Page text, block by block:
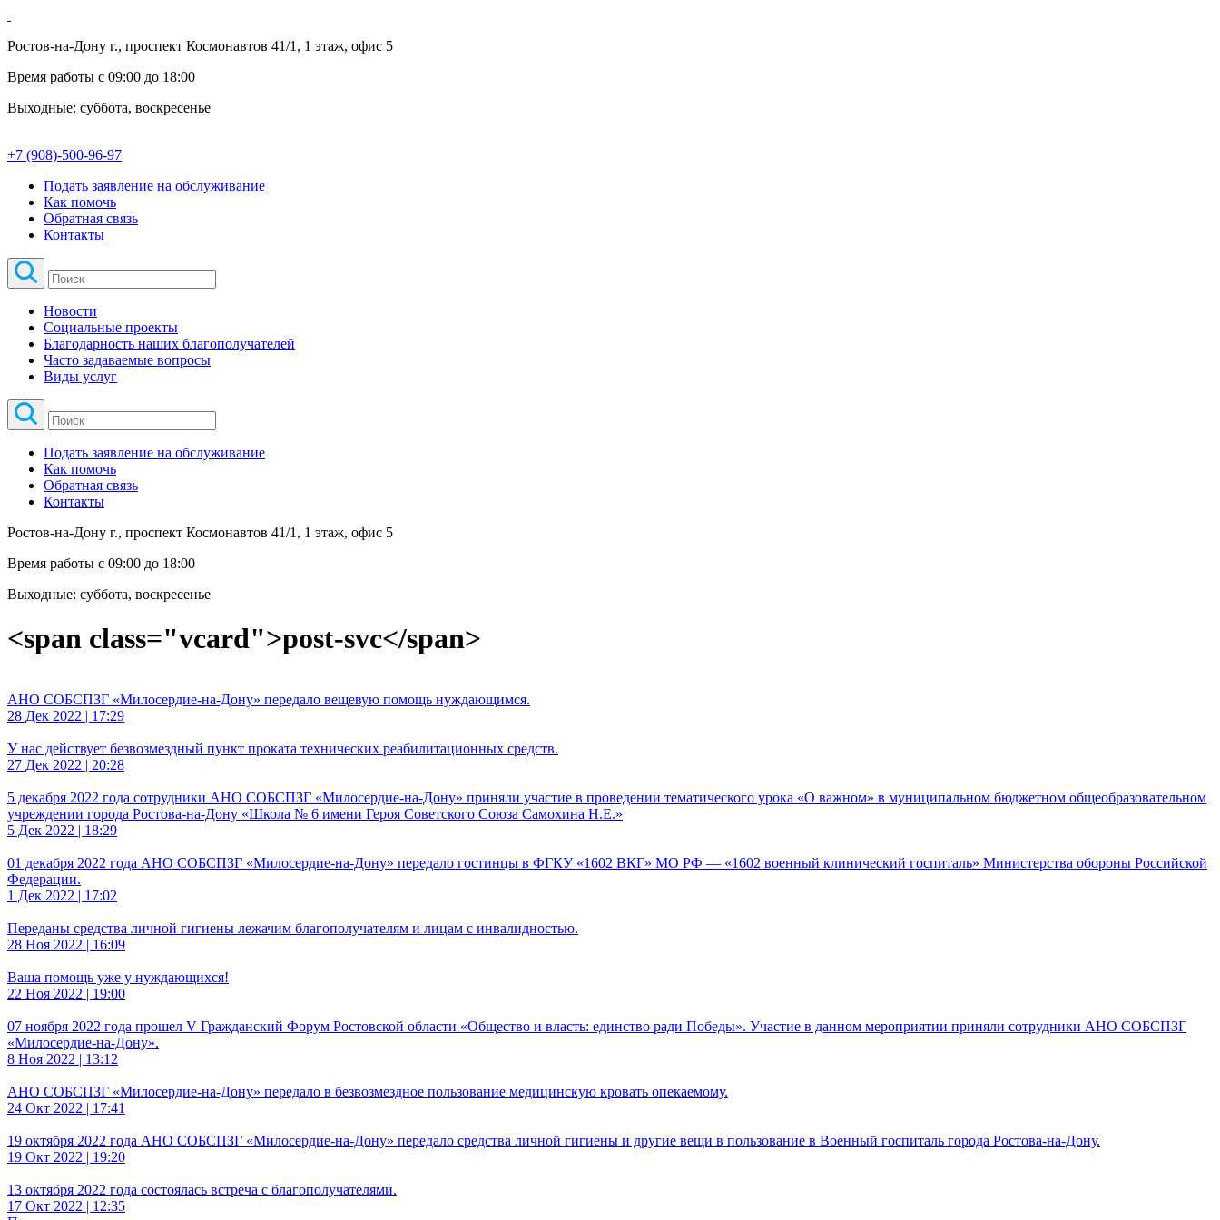
Ростов-на-Дону г., проспект Космонавтов 41/1, 1 этаж, офис 5
Время работы с 09:00 до 18:00
Выходные: суббота, воскресенье
+7 (908)-500-96-97
Подать заявление на обслуживание
Как помочь
Обратная связь
Контакты
Новости
Социальные проекты
Благодарность наших благополучателей
Часто задаваемые вопросы
Виды услуг
Подать заявление на обслуживание
Как помочь
Обратная связь
Контакты
Ростов-на-Дону г., проспект Космонавтов 41/1, 1 этаж, офис 5
Время работы с 09:00 до 18:00
Выходные: суббота, воскресенье
<span class="vcard">post-svc</span>
АНО СОБСПЗГ «Милосердие-на-Дону» передало вещевую помощь нуждающимся.
28 Дек 2022 | 17:29
У нас действует безвозмездный пункт проката технических реабилитационных средств.
27 Дек 2022 | 20:28
5 декабря 2022 года сотрудники АНО СОБСПЗГ «Милосердие-на-Дону» приняли участие в проведении тематического урока «О важном» в муниципальном бюджетном общеобразовательном
учреждении города Ростова-на-Дону «Школа № 6 имени Героя Советского Союза Самохина Н.Е.»
5 Дек 2022 | 18:29
01 декабря 2022 года АНО СОБСПЗГ «Милосердие-на-Дону» передало гостинцы в ФГКУ «1602 ВКГ» МО РФ — «1602 военный клинический госпиталь» Министерства обороны Российской
Федерации.
1 Дек 2022 | 17:02
Переданы средства личной гигиены лежачим благополучателям и лицам с инвалидностью.
28 Ноя 2022 | 16:09
Ваша помощь уже у нуждающихся!
22 Ноя 2022 | 19:00
07 ноября 2022 года прошел V Гражданский Форум Ростовской области «Общество и власть: единство ради Победы». Участие в данном мероприятии приняли сотрудники АНО СОБСПЗГ
«Милосердие-на-Дону».
8 Ноя 2022 | 13:12
АНО СОБСПЗГ «Милосердие-на-Дону» передало в безвозмездное пользование медицинскую кровать опекаемому.
24 Окт 2022 | 17:41
19 октября 2022 года АНО СОБСПЗГ «Милосердие-на-Дону» передало средства личной гигиены и другие вещи в пользование в Военный госпиталь города Ростова-на-Дону.
19 Окт 2022 | 19:20
13 октября 2022 года состоялась встреча с благополучателями.
17 Окт 2022 | 12:35